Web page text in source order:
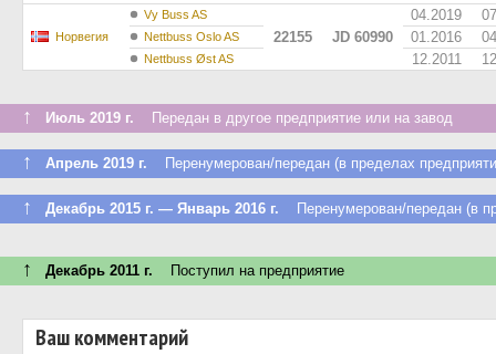
Норвегия
Vy Buss AS
22155 JD 60990
04.2019
Nettbuss Oslo AS 01.2016
Nettbuss Øst AS 12.2011
↑ Июль 2019 г. Передан в другое предприятие или на завод
↑ Апрель 2019 г. Перенумерован/передан (в пределах
↑ Декабрь 2015 г. — Январь 2016 г. Перенумерован/передан (в
↑ Декабрь 2011 г. Поступил на предприятие
Ваш комментарий